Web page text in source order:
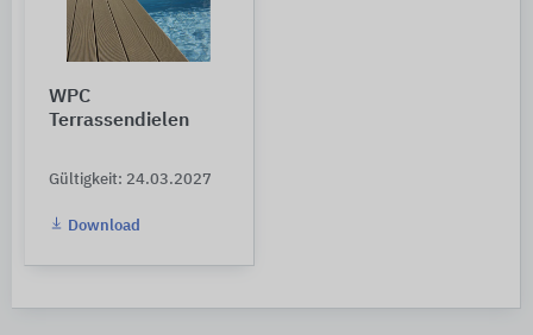
WPC
Terrassendielen
Gültigkeit: 24.03.2027
Download